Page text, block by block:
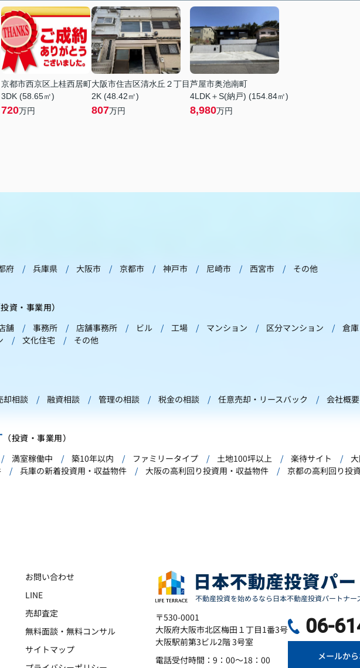
京都市西京区上桂西居町
3DK (58.65㎡)
720万円
大阪市住吉区清水丘２丁目
2K (48.42㎡)
807万円
芦屋市奥池南町
4LDK＋S(納戸) (154.84㎡)
8,980万円
府 兵庫県 大阪市 京都市 神戸市 尼崎市 西宮市 その他
投資・事業用）
舗 事務所 店舗事務所 ビル 工場 マンション 区分マンション
倉庫
文化住宅 その他
却相談 融資相談 管理の相談 税金の相談 任意売却・リースバック 会社概要
（投資・事業用）
満室稼働中 築10年以内 ファミリータイプ 土地100坪以上 楽待サイト
兵庫の新着投資用・収益物件 大阪の高利回り投資用・収益物件 京都の高利回り投
お問い合わせ
LINE
売却査定
無料面談・無料コンサル
サイトマップ
〒530-0001
大阪府大阪市北区梅田１丁目1番3号
大阪駅前第3ビル2階 3号室
電話受付時間：9：00～18：00
06-
メールか